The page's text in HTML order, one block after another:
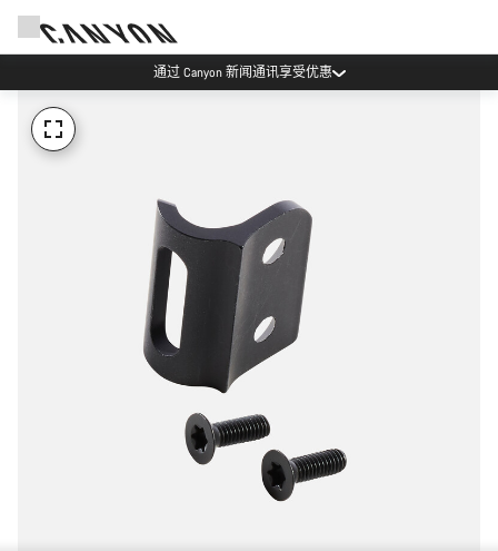
通过 Canyon 新闻通讯享受优惠